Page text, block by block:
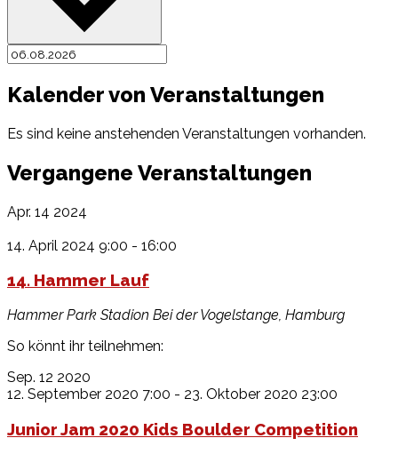
Kalender von Veranstaltungen
Es sind keine anstehenden Veranstaltungen vorhanden.
Vergangene Veranstaltungen
Apr. 14 2024
14. April 2024 9:00 - 16:00
14. Hammer Lauf
Hammer Park Stadion Bei der Vogelstange, Hamburg
So könnt ihr teilnehmen:
Sep. 12 2020
12. September 2020 7:00 - 23. Oktober 2020 23:00
Junior Jam 2020 Kids Boulder Competition